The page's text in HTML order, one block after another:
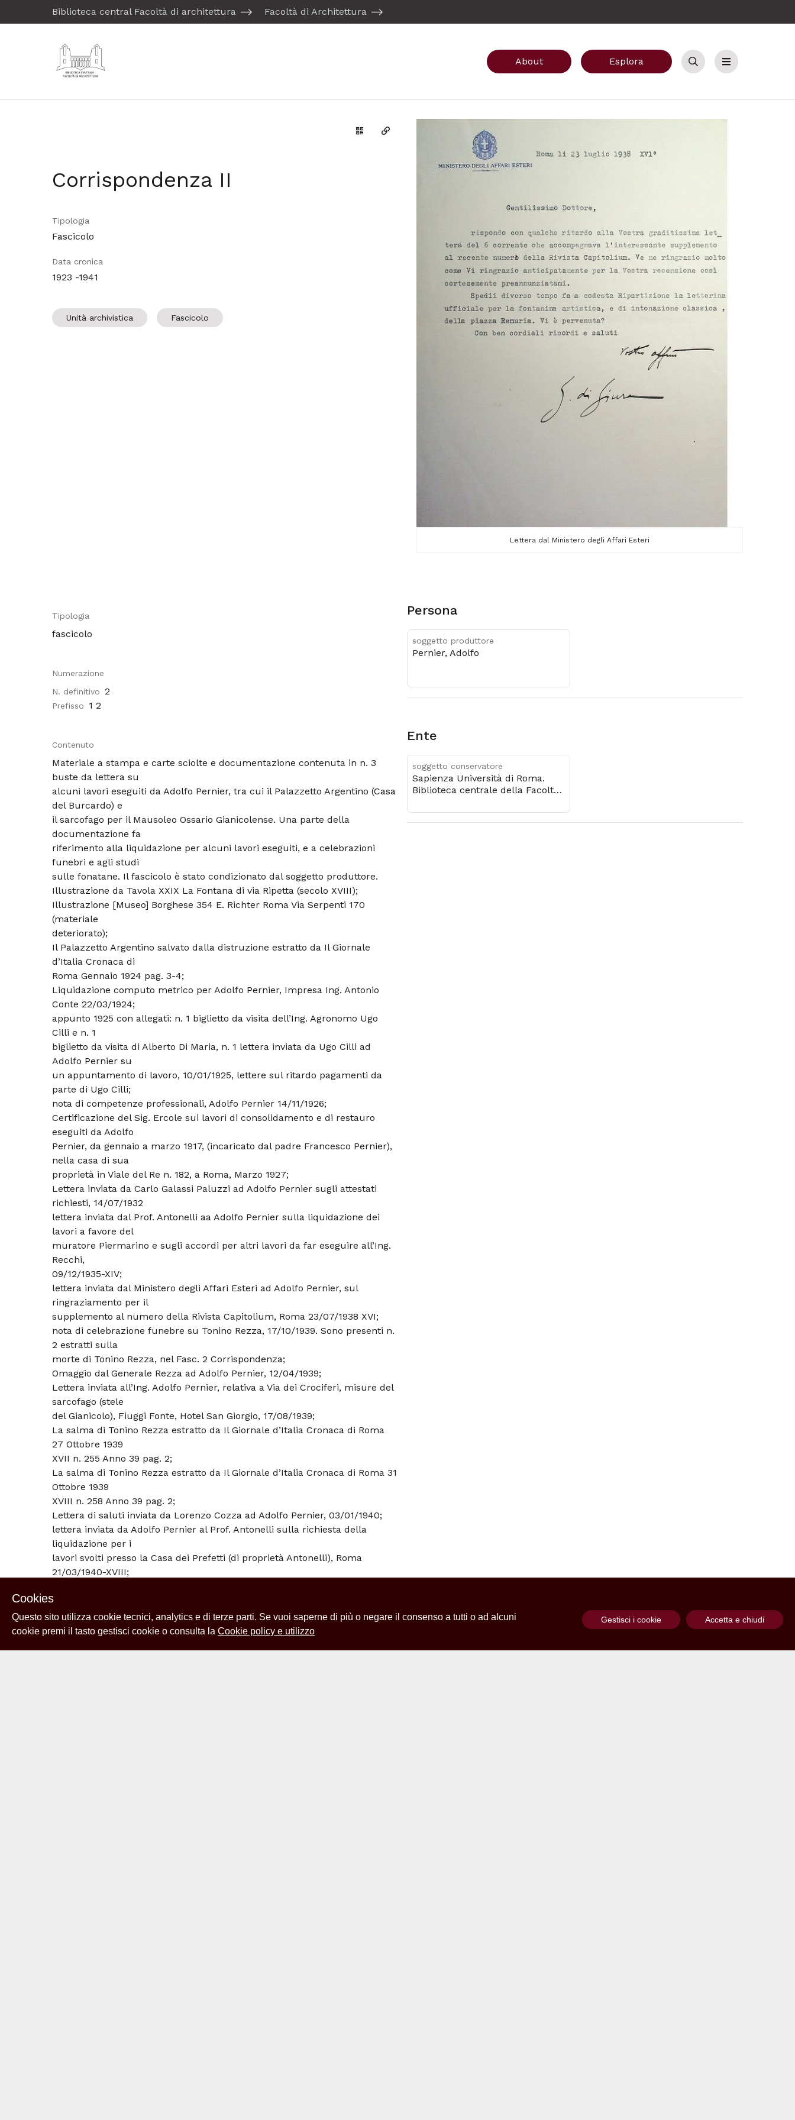
Biblioteca central Facoltà di architettura Facoltà di Architettura
About Esplora
Cerca Menu
Genera il QR Code della scheda
Copia il permalink
Corrispondenza II
Tipologia
Fascicolo
Data cronica
1923 -1941
Unità archivistica Fascicolo
Lettera dal Ministero degli Affari Esteri
Tipologia
fascicolo
Numerazione
N. definitivo 2
Prefisso 1 2
Contenuto
Materiale a stampa e carte sciolte e documentazione contenuta in n. 3
buste da lettera su
alcuni lavori eseguiti da Adolfo Pernier, tra cui il Palazzetto Argentino (Casa
del Burcardo) e
il sarcofago per il Mausoleo Ossario Gianicolense. Una parte della
documentazione fa
riferimento alla liquidazione per alcuni lavori eseguiti, e a celebrazioni
funebri e agli studi
sulle fonatane. Il fascicolo è stato condizionato dal soggetto produttore.
Illustrazione da Tavola XXIX La Fontana di via Ripetta (secolo XVIII);
Illustrazione [Museo] Borghese 354 E. Richter Roma Via Serpenti 170
(materiale
deteriorato);
Il Palazzetto Argentino salvato dalla distruzione estratto da Il Giornale
d’Italia Cronaca di
Roma Gennaio 1924 pag. 3-4;
Liquidazione computo metrico per Adolfo Pernier, Impresa Ing. Antonio
Conte 22/03/1924;
appunto 1925 con allegati: n. 1 biglietto da visita dell’Ing. Agronomo Ugo
Cilli e n. 1
biglietto da visita di Alberto Di Maria, n. 1 lettera inviata da Ugo Cilli ad
Adolfo Pernier su
un appuntamento di lavoro, 10/01/1925, lettere sul ritardo pagamenti da
parte di Ugo Cilli;
nota di competenze professionali, Adolfo Pernier 14/11/1926;
Certificazione del Sig. Ercole sui lavori di consolidamento e di restauro
eseguiti da Adolfo
Pernier, da gennaio a marzo 1917, (incaricato dal padre Francesco Pernier),
nella casa di sua
proprietà in Viale del Re n. 182, a Roma, Marzo 1927;
Lettera inviata da Carlo Galassi Paluzzi ad Adolfo Pernier sugli attestati
richiesti, 14/07/1932
lettera inviata dal Prof. Antonelli aa Adolfo Pernier sulla liquidazione dei
lavori a favore del
muratore Piermarino e sugli accordi per altri lavori da far eseguire all’Ing.
Recchi,
09/12/1935-XIV;
lettera inviata dal Ministero degli Affari Esteri ad Adolfo Pernier, sul
ringraziamento per il
supplemento al numero della Rivista Capitolium, Roma 23/07/1938 XVI;
nota di celebrazione funebre su Tonino Rezza, 17/10/1939. Sono presenti n.
2 estratti sulla
morte di Tonino Rezza, nel Fasc. 2 Corrispondenza;
Omaggio dal Generale Rezza ad Adolfo Pernier, 12/04/1939;
Lettera inviata all’Ing. Adolfo Pernier, relativa a Via dei Crociferi, misure del
sarcofago (stele
del Gianicolo), Fiuggi Fonte, Hotel San Giorgio, 17/08/1939;
La salma di Tonino Rezza estratto da Il Giornale d’Italia Cronaca di Roma
27 Ottobre 1939
XVII n. 255 Anno 39 pag. 2;
La salma di Tonino Rezza estratto da Il Giornale d’Italia Cronaca di Roma 31
Ottobre 1939
XVIII n. 258 Anno 39 pag. 2;
Lettera di saluti inviata da Lorenzo Cozza ad Adolfo Pernier, 03/01/1940;
lettera inviata da Adolfo Pernier al Prof. Antonelli sulla richiesta della
liquidazione per i
lavori svolti presso la Casa dei Prefetti (di proprietà Antonelli), Roma
21/03/1940-XVIII;
liquidazione, Roma
04/05/1940-XVIII;
lettera da Giuseppe Ceccarelli, 04/01/XVIII
Persona
soggetto produttore
Pernier, Adolfo
Ente
soggetto conservatore
Sapienza Università di Roma.
Biblioteca centrale della Facoltà
Cookies
Questo sito utilizza cookie tecnici, analytics e di terze parti. Se vuoi saperne di più o negare il consenso a tutti o ad alcuni
cookie premi il tasto gestisci cookie o consulta la Cookie policy e utilizzo
Gestisci i cookie Accetta e chiudi